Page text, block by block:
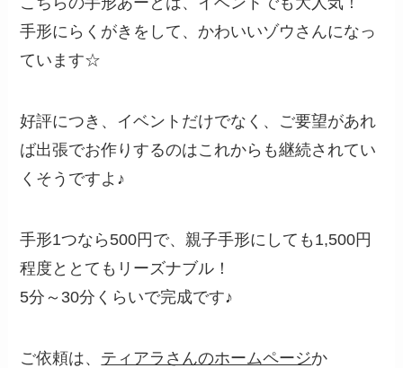
手形にらくがきをして、かわいいゾウさんになっ
ています☆
好評につき、イベントだけでなく、ご要望があれ
ば出張でお作りするのはこれからも継続されてい
くそうですよ♪
手形1つなら500円で、親子手形にしても1,500円
程度ととてもリーズナブル！
5分～30分くらいで完成です♪
ご依頼は、 ティアラさんのホームページか